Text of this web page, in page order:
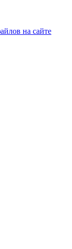
на сайте